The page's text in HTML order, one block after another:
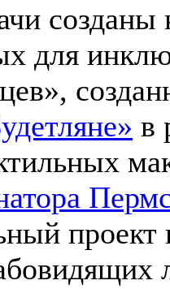
созданы
для
в
проект